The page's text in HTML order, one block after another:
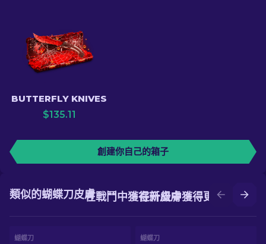
BUTTERFLY KNIVES
$135.11
創建你自己的箱子
在升級中獲得更好的皮膚
在戰鬥中獲得新皮膚
類似的蝴蝶刀皮膚
蝴蝶刀 蝴蝶刀